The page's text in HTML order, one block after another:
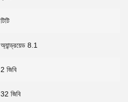
টিটি
অ্যান্ড্রয়েড 8.1
2 জিবি
32 জিবি